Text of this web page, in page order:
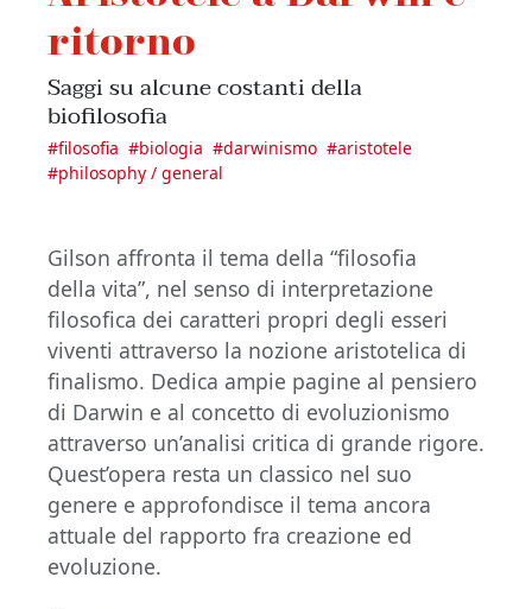
ritorno
Saggi su alcune costanti della
biofilosofia
#filosofia #biologia #darwinismo #aristotele
#philosophy / general
Gilson affronta il tema della “filosofia
della vita”, nel senso di interpretazione
filosofica dei caratteri propri degli esseri
viventi attraverso la nozione aristotelica di
finalismo. Dedica ampie pagine al pensiero
di Darwin e al concetto di evoluzionismo
attraverso un’analisi critica di grande rigore.
Quest’opera resta un classico nel suo
genere e approfondisce il tema ancora
attuale del rapporto fra creazione ed
evoluzione.